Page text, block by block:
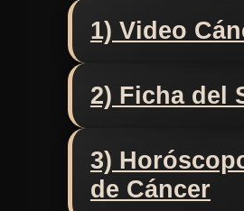
1) Video
2) Ficha del
3)
de Cáncer